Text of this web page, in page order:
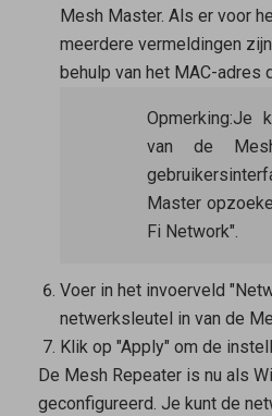
Mesh Master. Als er voor
meerdere vermeldingen
behulp van het MAC-adres
Opmerking:Je
van de
Master
Fi Network".
Voer in het invoerveld
netwerksleutel in van de
Klik op "Apply" om de
De Mesh Repeateris nu als
geconfigureerd. Je kunt de